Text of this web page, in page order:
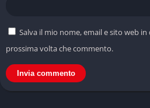
Salva il mio nome, email e sito web
prossima volta che commento.